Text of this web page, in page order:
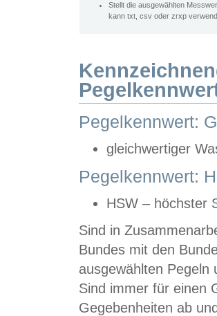
Stellt die ausgewählten
kann txt, csv oder zrxp
Pegelkennwert:
gleichwertiger
Pegelkennwert:
HSW – höchster
Sind in
Bundes mit den
ausgewählten
Sind immer für einen
Gegebenheiten ab